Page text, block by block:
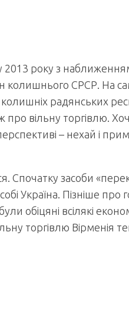
2013 року з
колишнього СРСР. На
колишніх радянських
вільну торгівлю.
– нехай і
Спочатку засоби
Україна. Пізніше
обіцяні всілякі
торгівлю Вірменія